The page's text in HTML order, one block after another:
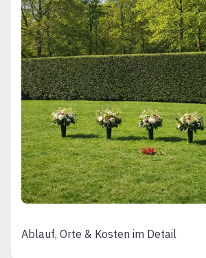
Ablauf, Orte & Kosten im Detail